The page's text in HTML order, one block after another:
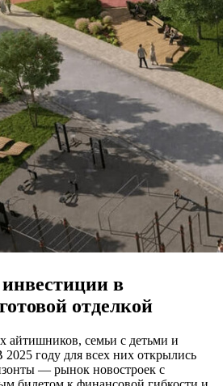
в
отделкой
айтишников, семьи с детьми и
году для всех них открылись
— рынок новостроек с